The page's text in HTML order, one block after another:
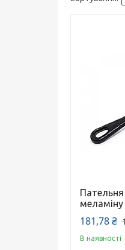
181,78 ₴
В наявності